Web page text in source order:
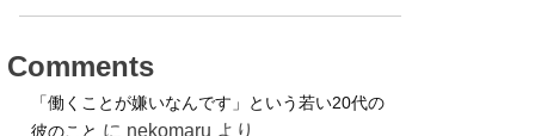
Comments
「働くことが嫌いなんです」という若い20代の
彼のこと に nekomaru より